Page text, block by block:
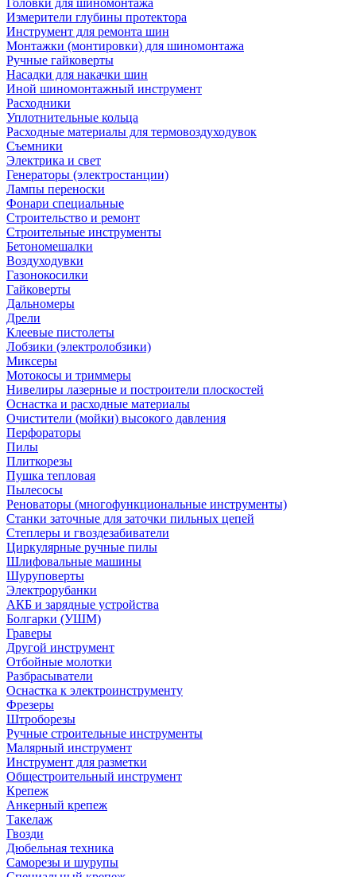
Головки для шиномонтажа
Измерители глубины протектора
Инструмент для ремонта шин
Монтажки (монтировки) для шиномонтажа
Ручные гайковерты
Насадки для накачки шин
Иной шиномонтажный инструмент
Расходники
Уплотнительные кольца
Расходные материалы для термовоздуходувок
Съемники
Электрика и свет
Генераторы (электростанции)
Лампы переноски
Фонари специальные
Строительство и ремонт
Строительные инструменты
Бетономешалки
Воздуходувки
Газонокосилки
Гайковерты
Дальномеры
Дрели
Клеевые пистолеты
Лобзики (электролобзики)
Миксеры
Мотокосы и триммеры
Нивелиры лазерные и построители плоскостей
Оснастка и расходные материалы
Очистители (мойки) высокого давления
Перфораторы
Пилы
Плиткорезы
Пушка тепловая
Пылесосы
Реноваторы (многофункциональные инструменты)
Станки заточные для заточки пильных цепей
Степлеры и гвоздезабиватели
Циркулярные ручные пилы
Шлифовальные машины
Шуруповерты
Электрорубанки
АКБ и зарядные устройства
Болгарки (УШМ)
Граверы
Другой инструмент
Отбойные молотки
Разбрасыватели
Оснастка к электроинструменту
Фрезеры
Штроборезы
Ручные строительные инструменты
Малярный инструмент
Инструмент для разметки
Общестроительный инструмент
Крепеж
Анкерный крепеж
Такелаж
Гвозди
Дюбельная техника
Саморезы и шурупы